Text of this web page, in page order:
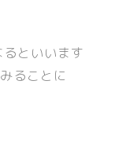
といいます
ることに